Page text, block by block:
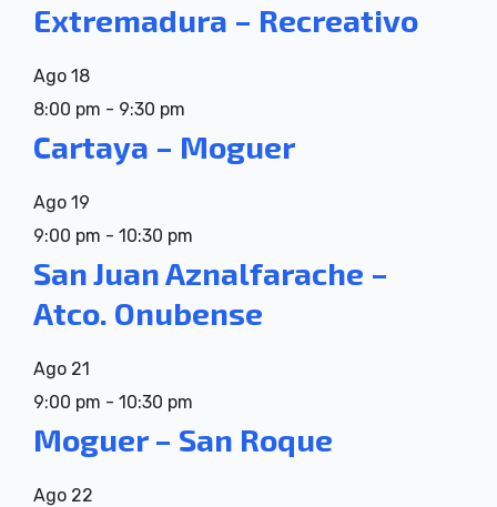
Extremadura – Recreativo
Ago 18
8:00 pm - 9:30 pm
Cartaya – Moguer
Ago 19
9:00 pm - 10:30 pm
San Juan Aznalfarache –
Atco. Onubense
Ago 21
9:00 pm - 10:30 pm
Moguer – San Roque
Ago 22